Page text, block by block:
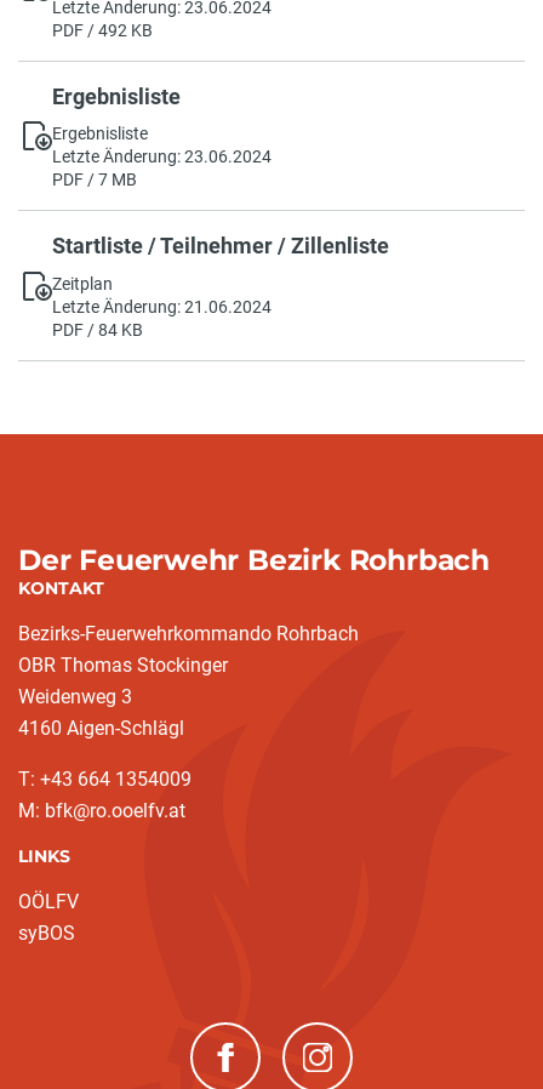
Letzte Änderung: 23.06.2024
PDF / 492 KB
Ergebnisliste
Ergebnisliste
Letzte Änderung: 23.06.2024
PDF / 7 MB
Startliste / Teilnehmer / Zillenliste
Zeitplan
Letzte Änderung: 21.06.2024
PDF / 84 KB
Der Feuerwehr Bezirk Rohrbach
KONTAKT
Bezirks-Feuerwehrkommando Rohrbach
OBR Thomas Stockinger
Weidenweg 3
4160 Aigen-Schlägl
T: +43 664 1354009
M: bfk@ro.ooelfv.at
LINKS
OÖLFV
syBOS
(neues Fenster)(neues Fenster)